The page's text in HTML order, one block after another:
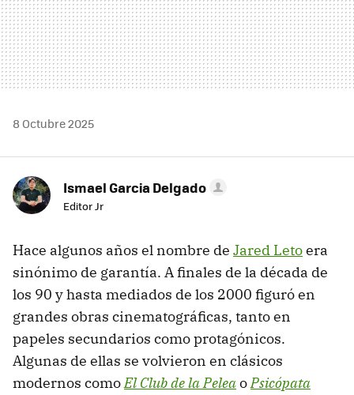
8 Octubre 2025
Ismael Garcia Delgado
Editor Jr
Hace algunos años el nombre de Jared Letoera
sinónimo de garantía. A finales de la década de
los 90 y hasta mediados de los 2000 figuró en
grandes obras cinematográficas, tanto en
papeles secundarios como protagónicos.
Algunas de ellas se volvieron en clásicos
modernos comoEl Club de la PeleaoPsicópata